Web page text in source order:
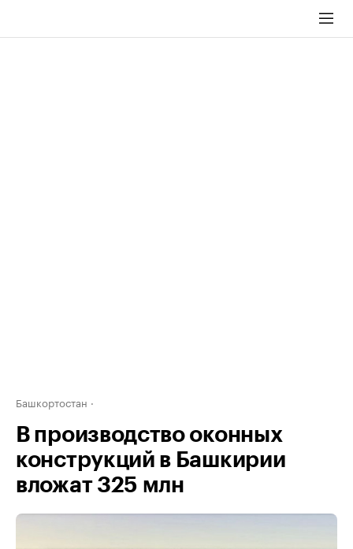
Башкортостан
В производство оконных
конструкций в Башкирии
вложат 325 млн